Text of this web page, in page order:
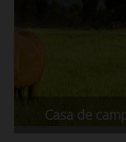
Casa de